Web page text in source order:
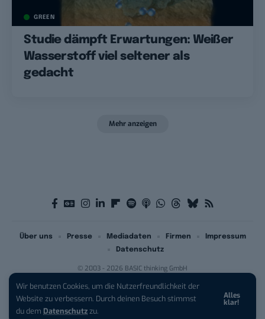
Wir benutzen Cookies, um die Nutzerfreundlichkeit der
Website zu verbessern. Durch deinen Besuch stimmst
du dem Datenschutzzu.
Alles
klar!
GREEN
Studie dämpft Erwartungen: Weißer
Wasserstoff viel seltener als
gedacht
Mehr anzeigen
© 2003 - 2026 BASIC thinking GmbH
Über uns Presse Mediadaten Firmen
Impressum
Datenschutz
iPhone 17 Pro sichern:Für 1 € +
200 € Hardware-Bonus!